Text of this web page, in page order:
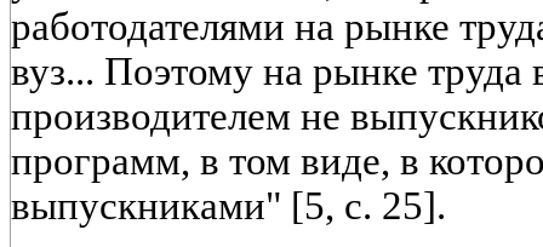
работодателями на рынке
вуз... Поэтому на рынке труда
производителем не
программ, в том виде, в
выпускниками" [5, с. 25].